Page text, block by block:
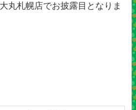
丸札幌店でお披露目となりま